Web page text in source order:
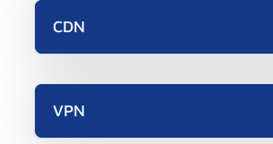
CDN
VPN